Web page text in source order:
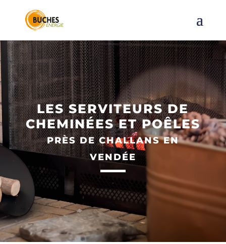
LES SERVITEURS DE
CHEMINÉES ET POÊLES
PRÈS DE CHALLANS EN
VENDÉE